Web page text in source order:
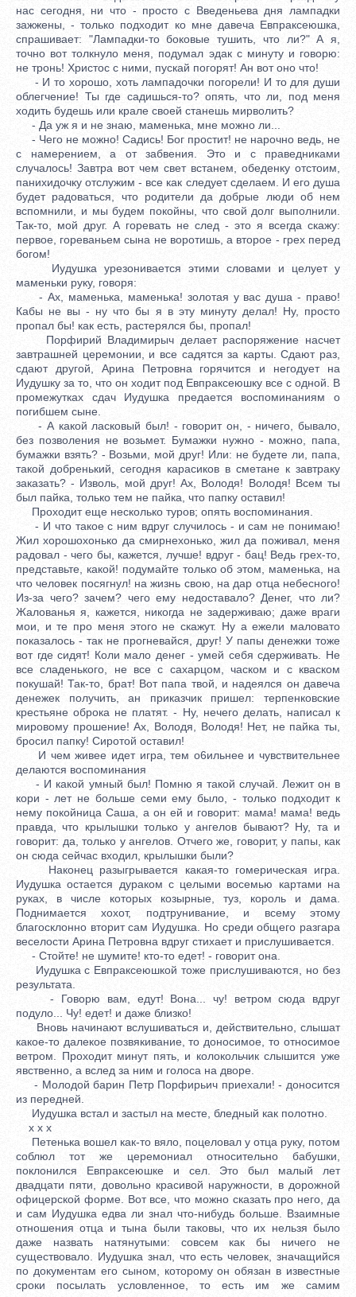
нас сегодня, ни что - просто с Введеньева дня лампадки
зажжены, - только подходит ко мне давеча Евпраксеюшка,
спрашивает: "Лампадки-то боковые тушить, что ли?" А я,
точно вот толкнуло меня, подумал эдак с минуту и говорю:
не тронь! Христос с ними, пускай погорят! Ан вот оно что!
- И то хорошо, хоть лампадочки погорели! И то для души
облегчение! Ты где садишься-то? опять, что ли, под меня
ходить будешь или крале своей станешь мирволить?
- Да уж я и не знаю, маменька, мне можно ли...
- Чего не можно! Садись! Бог простит! не нарочно ведь, не
с намерением, а от забвения. Это и с праведниками
случалось! Завтра вот чем свет встанем, обеденку отстоим,
панихидочку отслужим - все как следует сделаем. И его душа
будет радоваться, что родители да добрые люди об нем
вспомнили, и мы будем покойны, что свой долг выполнили.
Так-то, мой друг. А горевать не след - это я всегда скажу:
первое, гореваньем сына не воротишь, а второе - грех перед
богом!
Иудушка урезонивается этими словами и целует у
маменьки руку, говоря:
- Ах, маменька, маменька! золотая у вас душа - право!
Кабы не вы - ну что бы я в эту минуту делал! Ну, просто
пропал бы! как есть, растерялся бы, пропал!
Порфирий Владимирыч делает распоряжение насчет
завтрашней церемонии, и все садятся за карты. Сдают раз,
сдают другой, Арина Петровна горячится и негодует на
Иудушку за то, что он ходит под Евпраксеюшку все с одной. В
промежутках сдач Иудушка предается воспоминаниям о
погибшем сыне.
- А какой ласковый был! - говорит он, - ничего, бывало,
без позволения не возьмет. Бумажки нужно - можно, папа,
бумажки взять? - Возьми, мой друг! Или: не будете ли, папа,
такой добренький, сегодня карасиков в сметане к завтраку
заказать? - Изволь, мой друг! Ах, Володя! Володя! Всем ты
был пайка, только тем не пайка, что папку оставил!
Проходит еще несколько туров; опять воспоминания.
- И что такое с ним вдруг случилось - и сам не понимаю!
Жил хорошохонько да смирнехонько, жил да поживал, меня
радовал - чего бы, кажется, лучше! вдруг - бац! Ведь грех-то,
представьте, какой! подумайте только об этом, маменька, на
что человек посягнул! на жизнь свою, на дар отца небесного!
Из-за чего? зачем? чего ему недоставало? Денег, что ли?
Жалованья я, кажется, никогда не задерживаю; даже враги
мои, и те про меня этого не скажут. Ну а ежели маловато
показалось - так не прогневайся, друг! У папы денежки тоже
вот где сидят! Коли мало денег - умей себя сдерживать. Не
все сладенького, не все с сахарцом, часком и с кваском
покушай! Так-то, брат! Вот папа твой, и надеялся он давеча
денежек получить, ан приказчик пришел: терпенковские
крестьяне оброка не платят. - Ну, нечего делать, написал к
мировому прошение! Ах, Володя, Володя! Нет, не пайка ты,
бросил папку! Сиротой оставил!
И чем живее идет игра, тем о6ильнее и чувствительнее
делаются воспоминания
- И какой умный был! Помню я такой случай. Лежит он в
кори - лет не больше семи ему было, - только подходит к
нему покойница Саша, а он ей и говорит: мама! мама! ведь
правда, что крылышки только у ангелов бывают? Ну, та и
говорит: да, только у ангелов. Отчего же, говорит, у папы, как
он сюда сейчас входил, крылышки были?
Наконец разыгрывается какая-то гомерическая игра.
Иудушка остается дураком с целыми восемью картами на
руках, в числе которых козырные, туз, король и дама.
Поднимается хохот, подтрунивание, и всему этому
благосклонно вторит сам Иудушка. Но среди общего разгара
веселости Арина Петровна вдруг стихает и прислушивается.
- Стойте! не шумите! кто-то едет! - говорит она.
Иудушка с Евпраксеюшкой тоже прислушиваются, но без
результата.
- Говорю вам, едут! Вона... чу! ветром сюда вдруг
подуло... Чу! едет! и даже близко!
Вновь начинают вслушиваться и, действительно, слышат
какое-то далекое позвякивание, то доносимое, то относимое
ветром. Проходит минут пять, и колокольчик слышится уже
явственно, а вслед за ним и голоса на дворе.
- Молодой барин Петр Порфирьич приехали! - доносится
из передней.
Иудушка встал и застыл на месте, бледный как полотно.
x x x
Петенька вошел как-то вяло, поцеловал у отца руку, потом
соблюл тот же церемониал относительно бабушки,
поклонился Евпраксеюшке и сел. Это был малый лет
двадцати пяти, довольно красивой наружности, в дорожной
офицерской форме. Вот все, что можно сказать про него, да
и сам Иудушка едва ли знал что-нибудь больше. Взаимные
отношения отца и тына были таковы, что их нельзя было
даже назвать натянутыми: совсем как бы ничего не
существовало. Иудушка знал, что есть человек, значащийся
по документам его сыном, которому он обязан в известные
сроки посылать условленное, то есть им же самим